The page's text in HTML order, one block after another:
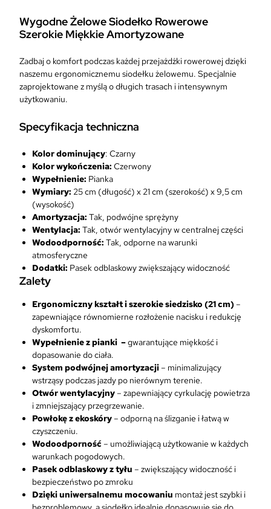
i
ł
:
4
5
,
0
z
ł
.
s
i
7
,
9
9
z
Wygodne Żelowe Siodełko Rowerowe
Szerokie Miękkie Amortyzowane
Zadbaj o komfort podczas każdej przejażdżki rowerowej dzięki
naszemu ergonomicznemu siodełku żelowemu. Specjalnie
zaprojektowane z myślą o długich trasach i intensywnym
użytkowaniu.
Specyfikacja techniczna
Kolor dominujący: Czarny
Kolor wykończenia:Czerwony
Wypełnienie: Pianka
Wymiary: 25 cm (długość) x 21 cm (szerokość) x 9,5 cm
(wysokość)
Amortyzacja:Tak, podwójne sprężyny
Wentylacja: Tak, otwór wentylacyjny w centralnej części
Wodoodporność: Tak, odporne na warunki
atmosferyczne
Dodatki: Pasek odblaskowy zwiększający widoczność
Zalety
Ergonomiczny kształt i szerokie siedzisko (21 cm) –
zapewniające równomierne rozłożenie nacisku i redukcję
dyskomfortu.
Wypełnienie z pianki –gwarantujące miękkość i
dopasowanie do ciała.
System podwójnej amortyzacji – minimalizujący
wstrząsy podczas jazdy po nierównym terenie.
Otwór wentylacyjny – zapewniający cyrkulację powietrza
i zmniejszający przegrzewanie.
Powłokę z ekoskóry – odporną na ślizganie i łatwą w
czyszczeniu.
Wodoodporność – umożliwiającą użytkowanie w każdych
warunkach pogodowych.
Pasek odblaskowy z tyłu – zwiększający widoczność i
bezpieczeństwo po zmroku
Dzięki uniwersalnemu mocowaniu montaż jest szybki i